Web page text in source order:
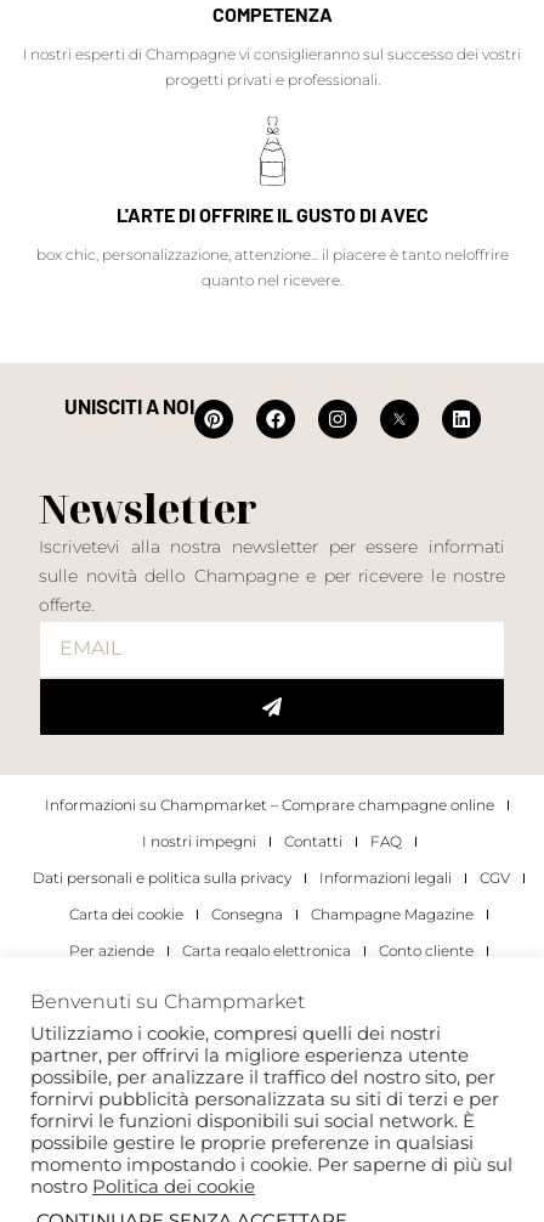
COMPETENZA
I nostri esperti di Champagne vi consiglieranno sul successo dei vostri
progetti privati e professionali.
L'ARTE DI OFFRIRE IL GUSTO DI AVEC
box chic, personalizzazione, attenzione... il piacere è tanto neloffrire
quanto nel ricevere.
UNISCITI A NOI
Newsletter
Iscrivetevi alla nostra newsletter per essere informati
sulle novità dello Champagne e per ricevere le nostre
offerte.
Informazioni su Champmarket – Comprare champagne online
I nostri impegni
Contatti
FAQ
Dati personali e politica sulla privacy
Informazioni legali
CGV
Carta dei cookie
Consegna
Champagne Magazine
Per aziende
Carta regalo elettronica
Conto cliente
Per gli individui
Per le aziende
Copyright 2022 © tutti i diritti riservati. Champmarket.
Benvenuti su Champmarket
Utilizziamo i cookie, compresi quelli dei nostri
partner, per offrirvi la migliore esperienza utente
possibile, per analizzare il traffico del nostro sito, per
fornirvi pubblicità personalizzata su siti di terzi e per
fornirvi le funzioni disponibili sui social network. È
possibile gestire le proprie preferenze in qualsiasi
momento impostando i cookie. Per saperne di più sul
nostro Politica dei cookie